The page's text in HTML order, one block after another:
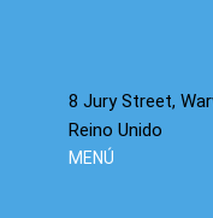
8 Jury Street,
Reino Unido
MENÚ